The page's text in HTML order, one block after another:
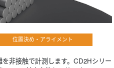
位置決め・アライメント
非接触で計測します。CD2Hシリー